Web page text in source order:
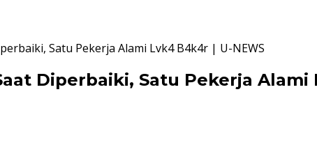
Satu Pekerja Alami Lvk4 B4k4r | U-NEWS
Diperbaiki, Satu Pekerja Alami